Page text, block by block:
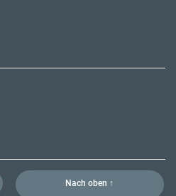
Nach oben ↑